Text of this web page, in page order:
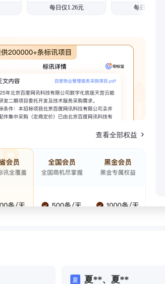
每日仅1.26元 每日仅1.08元
查看全部权益
夏 夏**、夏**